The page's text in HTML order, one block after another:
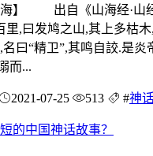
海】 出自《山海经·山
里,曰发鸠之山,其上多枯
曰“精卫”,其鸣自詨.是炎
而...
2021-07-25 513 #神